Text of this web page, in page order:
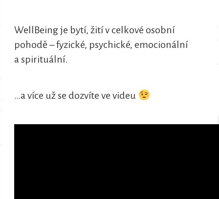
WellBeing je bytí, žití v celkové osobní
pohodě – fyzické, psychické, emocionální
a spirituální.
…a více už se dozvíte ve videu